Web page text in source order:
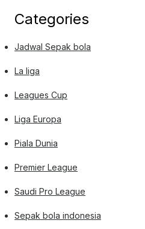
Categories
Jadwal Sepak bola
La liga
Leagues Cup
Liga Europa
Piala Dunia
Premier League
Saudi Pro League
Sepak bola indonesia